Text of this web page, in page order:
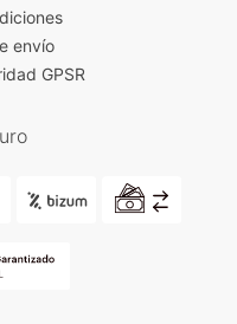
envío
GPSR